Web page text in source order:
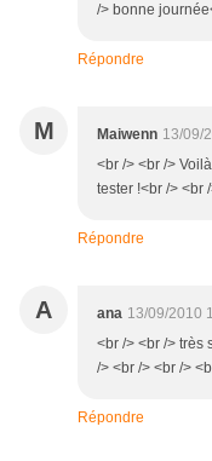
/> bonne
Répondre
M Maiwenn 13/09/
<br /> <br />
tester !<br /> <br
Répondre
A ana 13/09/2010
<br /> <br /> très
/> <br /> <br />
Répondre